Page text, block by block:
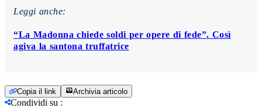
Leggi anche:
“La Madonna chiede soldi per opere di fede”. Così
agiva la santona truffatrice
Copia il link Archivia articolo
Condividi su :